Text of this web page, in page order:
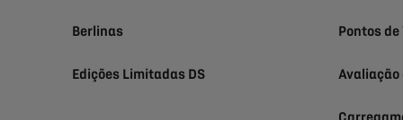
Berlinas
Edições Limitadas DS
Pontos de
Avaliação